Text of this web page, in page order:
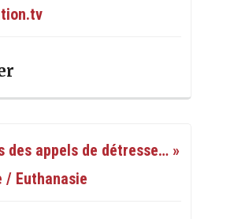
des appels de détresse… »
/ Euthanasie